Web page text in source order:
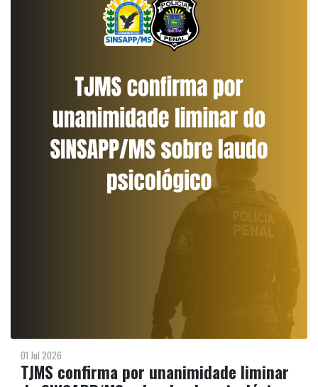
01 Jul 2026
TJMS confirma por unanimidade liminar